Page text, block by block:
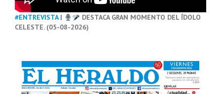
#ENTREVISTA|
DESTACA GRAN MOMENTO DEL ÍDOLO
CELESTE. (05-08-2026)